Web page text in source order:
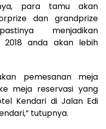
para tamu akan
dan grandprize
menjadikan
anda akan lebih
pemesanan meja
meja reservasi yang
Kendari di Jalan Edi
tutupnya.